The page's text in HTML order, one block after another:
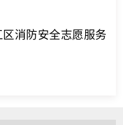
消防安全志愿服务